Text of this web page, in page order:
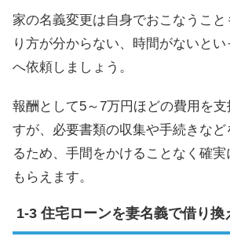
家の名義変更は自身でおこなうこ
り方が分からない、時間がないと
へ依頼しましょう。
報酬として5～7万円ほどの費用を支
すが、必要書類の収集や手続きなど
るため、手間をかけることなく確
もらえます。
住宅ローンを妻名義で借り換